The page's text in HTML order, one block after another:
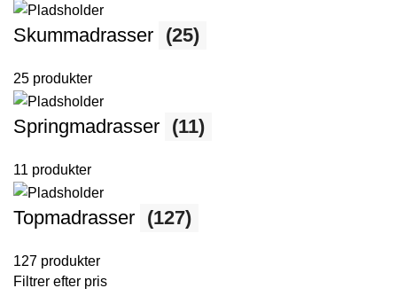
Skummadrasser (25)
25 produkter
Springmadrasser (11)
11 produkter
Topmadrasser (127)
127 produkter
Filtrer efter pris